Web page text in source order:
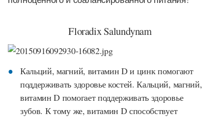
Floradix Salundynam
Кальций, магний, витамин D и цинк помогают
поддерживать здоровье костей. Кальций, магний,
витамин D помогает поддерживать здоровье
зубов. К тому же, витамин D способствует